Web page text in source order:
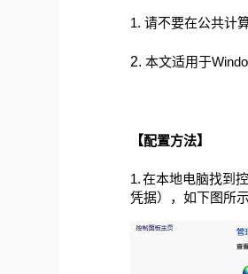
1. 请不要在公共计
2. 本文适用于
【配置方法】
1.在本地电脑找到
凭据），如下图所示